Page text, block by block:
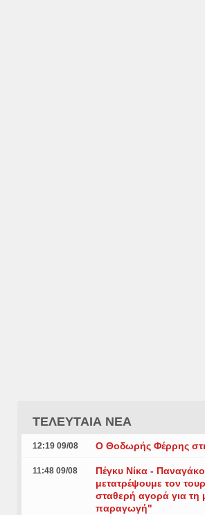
ΤΕΛΕΥΤΑΙΑ ΝΕΑ
12:19 09/08 Ο Θοδωρής Φέρρης
11:48 09/08
Πέγκυ Νίκα -
μετατρέψουμε τον
σταθερή αγορά για τη
παραγωγή"